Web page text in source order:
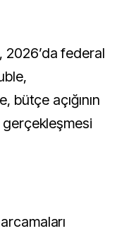
2026’da federal
bütçe açığının